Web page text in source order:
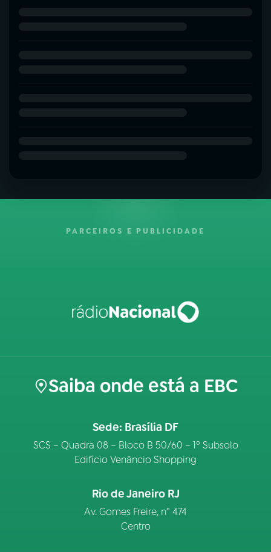
PARCEIROS E PUBLICIDADE
Saiba onde está a EBC
Sede: Brasília DF
SCS – Quadra 08 – Bloco B 50/60 – 1º Subsolo
Edifício Venâncio Shopping
Rio de Janeiro RJ
Av. Gomes Freire, n° 474
Centro